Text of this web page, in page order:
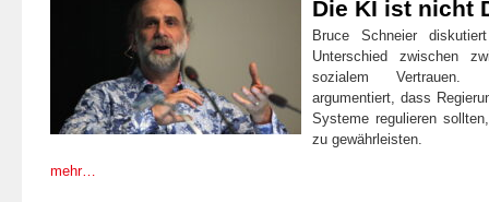
Die KI ist nicht
Bruce Schneier
Unterschied zwischen
sozialem Vertrauen.
argumentiert, dass
Systeme regulieren
zu gewährleisten.
mehr…